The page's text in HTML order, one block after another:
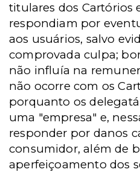
titulares dos Cartórios
respondiam por
aos usuários, salvo
comprovada culpa;
não influía na
não ocorre com os
porquanto os
uma "empresa" e,
responder por danos
consumidor, além de
aperfeiçoamento dos